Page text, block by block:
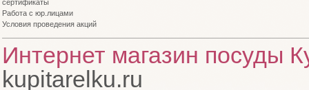
сертификаты
Работа с юр.лицами
Условия проведения акций
Интернет магазин посуды
kupitarelku.ru